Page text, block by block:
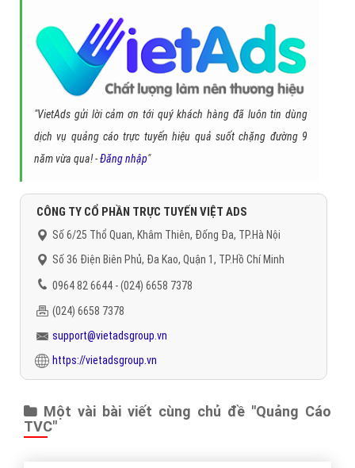
"VietAds gửi lời cảm ơn tới quý khách hàng đã luôn tin dùng
dịch vụ quảng cáo trực tuyến hiệu quả suốt chặng đường 9
năm vừa qua! -Đăng nhập"
CÔNG TY CỔ PHẦN TRỰC TUYẾN VIỆT ADS
Số 6/25 Thổ Quan, Khâm Thiên, Đống Đa, TP.Hà Nội
Số 36 Điện Biên Phủ, Đa Kao, Quận 1, TP.Hồ Chí Minh
0964 82 6644 - (024) 6658 7378
(024) 6658 7378
support@vietadsgroup.vn
https://vietadsgroup.vn
Một vài bài viết cùng chủ đề "Quảng Cáo
TVC"